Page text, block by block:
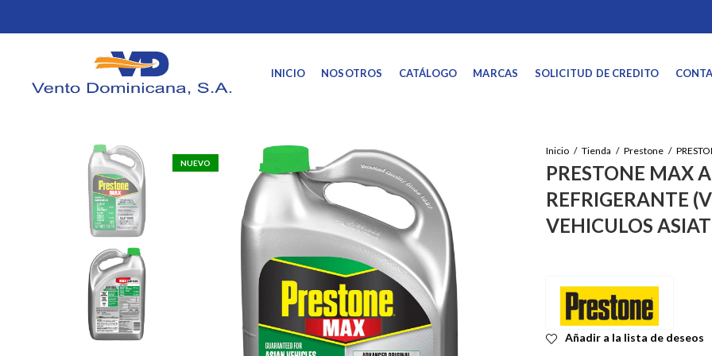
INICIO NOSOTROS CATÁLOGO MARCAS SOLICITUD DE CREDITO
NUEVO
Inicio Tienda Prestone
PRESTONE MAX
REFRIGERANTE
VEHICULOS
Añadir a la lista de deseos